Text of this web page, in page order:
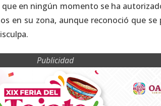
en ningún momento se ha
en su zona, aunque reconoció que
Publicidad